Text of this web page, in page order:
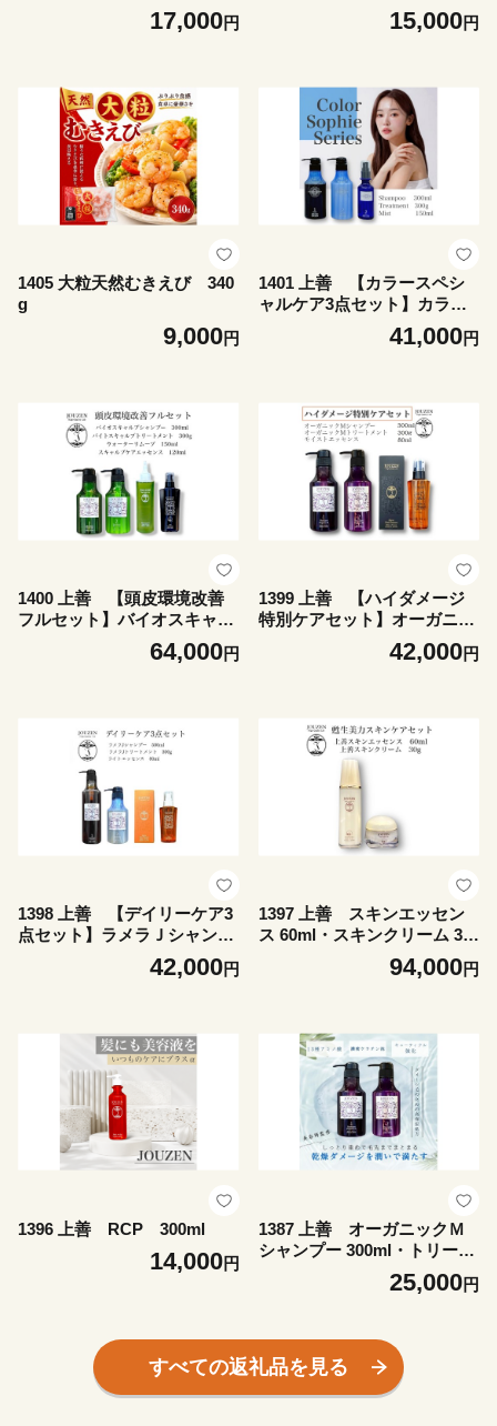
17,000円 15,000円
1405 大粒天然むきえび 340
g
9,000円
1401 上善 【カラースペシ
ャルケア3点セット】カラー
ソフィシャンプー・トリート
メント・カラーソフィミスト
41,000円
1400 上善 【頭皮環境改善
フルセット】バイオスキャル
プシャンプー・トリートメン
ト・ウォーターリムーブ・ス
64,000円
1399 上善 【ハイダメージ
特別ケアセット】オーガニッ
クＭシャンプー・トリートメ
ント ・モイストエッセンス
42,000円
1398 上善 【デイリーケア3
点セット】ラメラＪシャンプ
ー・トリートメント・ライト
42,000円
1397 上善 スキンエッセン
ス 60ml・スキンクリーム 30
94,000円
1396 上善 RCP 300ml
14,000円
1387 上善 オーガニックＭ
シャンプー 300ml・トリート
メント 300g セット25,000円
すべての返礼品を見る